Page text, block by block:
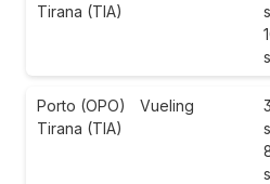
Tirana (TIA)
Porto (OPO)
Tirana (TIA)
Vueling
3